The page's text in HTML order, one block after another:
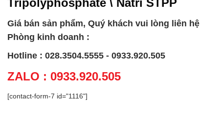
Giá bán sản phẩm, Quý khách vui lòng liên hệ
Phòng kinh doanh :
Hotline : 028.3504.5555 - 0933.920.505
ZALO : 0933.920.505
[contact-form-7 id="1116"]